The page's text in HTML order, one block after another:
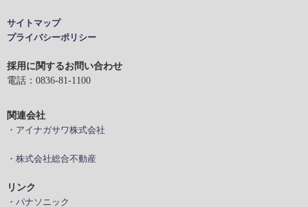
サイトマップ
プライバシーポリシー
採用に関するお問い合わせ
電話：0836-81-1100
関連会社
・アイナガサワ株式会社
・株式会社総合不動産
リンク
・パナソニック